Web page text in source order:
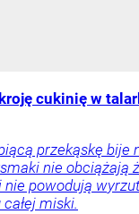
cukinię w
przekąskę bije
nie obciążają
powodują
miski.